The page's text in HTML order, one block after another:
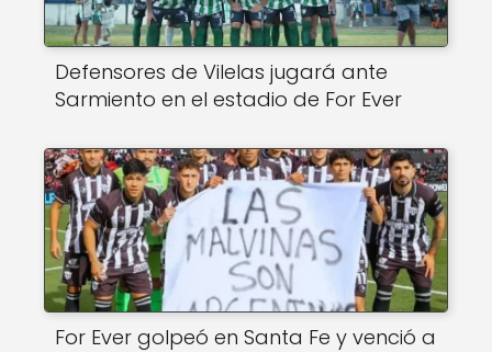
Defensores de Vilelas jugará ante
Sarmiento en el estadio de For Ever
For Ever golpeó en Santa Fe y venció a